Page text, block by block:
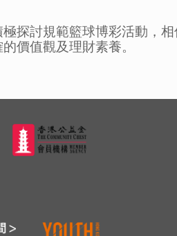
探討規範籃球博彩活動，
價值觀及理財素養。